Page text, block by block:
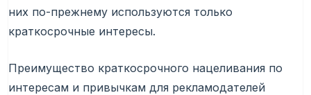
них по-прежнему используются только
краткосрочные интересы.
Преимущество краткосрочного нацеливания по
интересам и привычкам для рекламодателей